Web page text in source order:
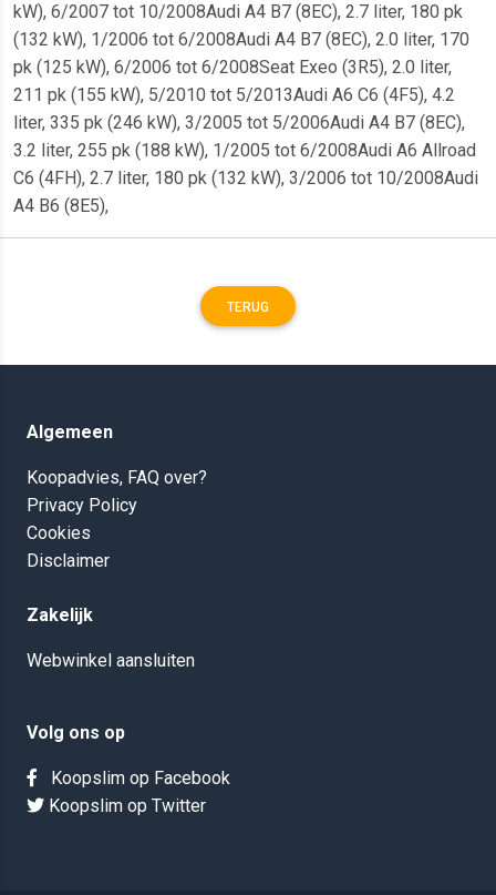
kW), 6/2007 tot 10/2008Audi A4 B7 (8EC), 2.7 liter, 180 pk
(132 kW), 1/2006 tot 6/2008Audi A4 B7 (8EC), 2.0 liter, 170
pk (125 kW), 6/2006 tot 6/2008Seat Exeo (3R5), 2.0 liter,
211 pk (155 kW), 5/2010 tot 5/2013Audi A6 C6 (4F5), 4.2
liter, 335 pk (246 kW), 3/2005 tot 5/2006Audi A4 B7 (8EC),
3.2 liter, 255 pk (188 kW), 1/2005 tot 6/2008Audi A6 Allroad
C6 (4FH), 2.7 liter, 180 pk (132 kW), 3/2006 tot 10/2008Audi
A4 B6 (8E5),
TERUG
Algemeen
Koopadvies, FAQ over?
Privacy Policy
Cookies
Disclaimer
Zakelijk
Webwinkel aansluiten
Volg ons op
Koopslim op Facebook
Koopslim op Twitter